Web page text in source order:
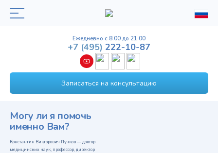
Ежедневно с 8.00 до 21.00
Записаться на консультацию
+7 (495) 222-10-87
Могу ли я помочь
именно Вам?
Константин Викторович Пучков — доктор
медицинских наук, профессор, директор